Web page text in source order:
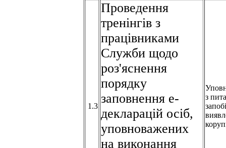
1.3
Проведення
тренінгів з
працівниками
Служби щодо
роз'яснення
порядку
заповнення е-
декларацій осіб,
уповноважених
на виконання
з